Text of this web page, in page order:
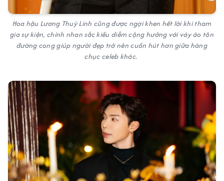
Hoa hậu Lương Thuỳ Linh cũng được ngợi khen hết lời khi tham
gia sự kiện, chính nhan sắc kiều diễm cộng hưởng với váy áo tôn
đường cong giúp người đẹp trở nên cuốn hút hơn giữa hàng
chục celeb khác.